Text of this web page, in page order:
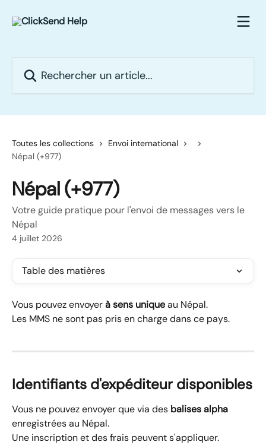
Toutes les collections
Envoi international
Népal (+977)
Népal (+977)
Votre guide pratique pour l'envoi de messages vers le
Népal
4 juillet 2026
Table des matières
Vous pouvez envoyer à sens unique au Népal.
Les MMS ne sont pas pris en charge dans ce pays.
Identifiants d'expéditeur disponibles
Vous ne pouvez envoyer que via des balises alpha
enregistrées au Népal.
Une inscription et des frais peuvent s'appliquer.